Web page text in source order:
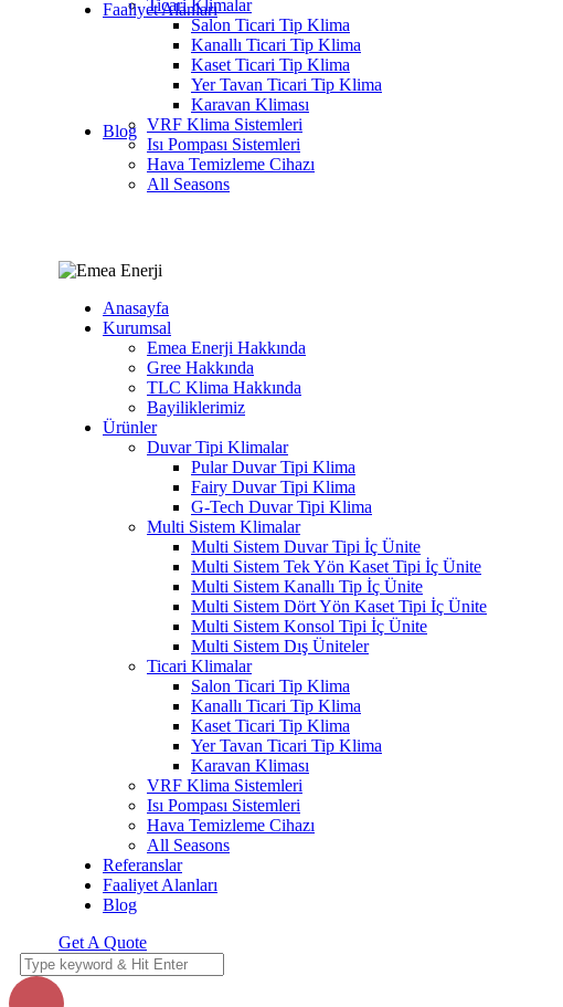
Ticari Klimalar
Salon Ticari Tip Klima
Kanallı Ticari Tip Klima
Kaset Ticari Tip Klima
Yer Tavan Ticari Tip Klima
Karavan Kliması
VRF Klima Sistemleri
Isı Pompası Sistemleri
Hava Temizleme Cihazı
All Seasons
Faaliyet Alanları
Blog
Anasayfa
Kurumsal
Emea Enerji Hakkında
Gree Hakkında
TLC Klima Hakkında
Bayiliklerimiz
Ürünler
Duvar Tipi Klimalar
Pular Duvar Tipi Klima
Fairy Duvar Tipi Klima
G-Tech Duvar Tipi Klima
Multi Sistem Klimalar
Multi Sistem Duvar Tipi İç Ünite
Multi Sistem Tek Yön Kaset Tipi İç Ünite
Multi Sistem Kanallı Tip İç Ünite
Multi Sistem Dört Yön Kaset Tipi İç Ünite
Multi Sistem Konsol Tipi İç Ünite
Multi Sistem Dış Üniteler
Ticari Klimalar
Salon Ticari Tip Klima
Kanallı Ticari Tip Klima
Kaset Ticari Tip Klima
Yer Tavan Ticari Tip Klima
Karavan Kliması
VRF Klima Sistemleri
Isı Pompası Sistemleri
Hava Temizleme Cihazı
All Seasons
Referanslar
Faaliyet Alanları
Blog
Get A Quote